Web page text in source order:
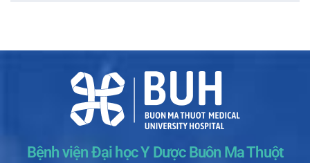
Bệnh viện Đại học Y Dược Buôn Ma Thuột